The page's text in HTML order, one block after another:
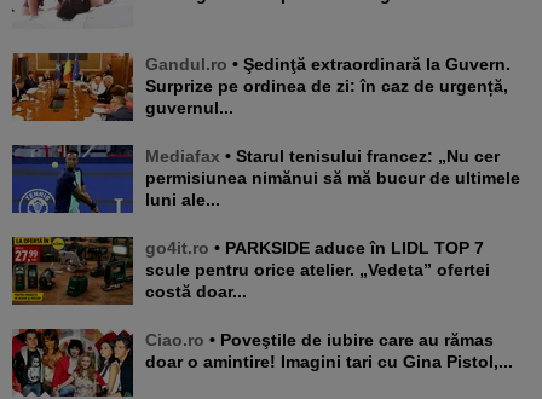
Gandul.ro • Şedinţă extraordinară la Guvern.
Surprize pe ordinea de zi: în caz de urgență,
guvernul...
Mediafax • Starul tenisului francez: „Nu cer
permisiunea nimănui să mă bucur de ultimele
luni ale...
go4it.ro • PARKSIDE aduce în LIDL TOP 7
scule pentru orice atelier. „Vedeta” ofertei
costă doar...
Ciao.ro • Poveştile de iubire care au rămas
doar o amintire! Imagini tari cu Gina Pistol,...